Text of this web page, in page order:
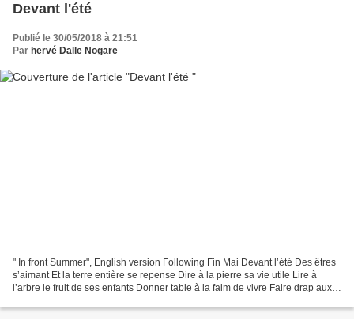
Devant l'été
Publié le 30/05/2018 à 21:51
Par hervé Dalle Nogare
" In front Summer", English version Following Fin Mai Devant l’été Des êtres
s’aimant Et la terre entière se repense Dire à la pierre sa vie utile Lire à
l’arbre le fruit de ses enfants Donner table à la faim de vivre Faire drap aux